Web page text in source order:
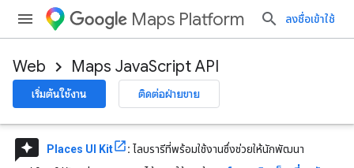
Maps Platform ลงชื่อเข้าใช้
Web Maps JavaScript API
เริ่มต้นใช้งาน ติดต่อฝ่ายขาย
reviews Places UI Kit : ไลบรารีที่พร้อมใช้งานซึ่งช่วยให้นักพัฒนา